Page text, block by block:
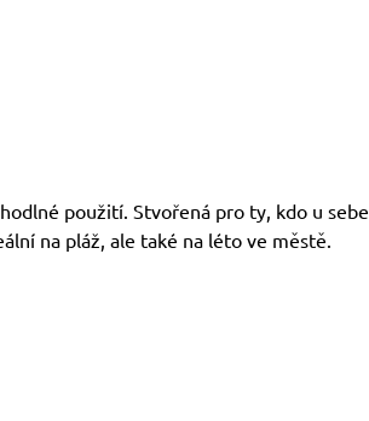
použití. Stvořená pro ty, kdo u sebe
na pláž, ale také na léto ve městě.